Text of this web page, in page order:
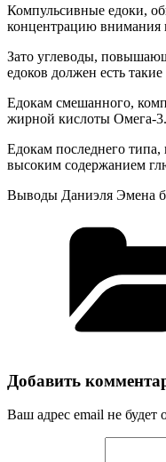
Компульсивные едоки,
концентрацию внимания
Зато углеводы,
едоков должен есть
Едокам смешанного,
жирной кислоты Омега-3.
Едокам последнего типа,
высоким содержанием
Выводы Даниэля Эмена
Добавить
Ваш адрес email не будет